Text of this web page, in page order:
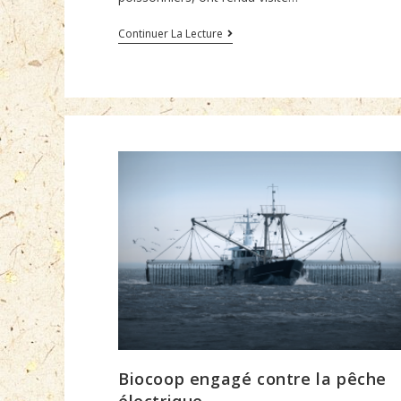
Continuer La Lecture
Nos
vadrouille
chez
Biocoop engagé contre la pêche